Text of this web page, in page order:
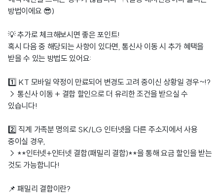
방법이에요 😎)
💡 추가로 체크해보시면 좋은 포인트!
혹시 다음 중 해당되는 사항이 있다면, 통신사 이동 시 추가 혜택을
받을 수 있는 방법도 있어요:
1️⃣ KT 모바일 약정이 만료되어 변경도 고려 중이신 상황일 경우~!?
→ 통신사 이동 + 결합 할인으로 더 유리한 조건을 받으실 수
있습니다!
2️⃣ 직계 가족분 명의로 SK/LG 인터넷을 다른 주소지에서 사용
중이실 경우,
→ **인터넷+인터넷 결합(패밀리 결합)**을 통해 요금 할인을 받는
것도 가능합니다!
📌 패밀리 결합이란?